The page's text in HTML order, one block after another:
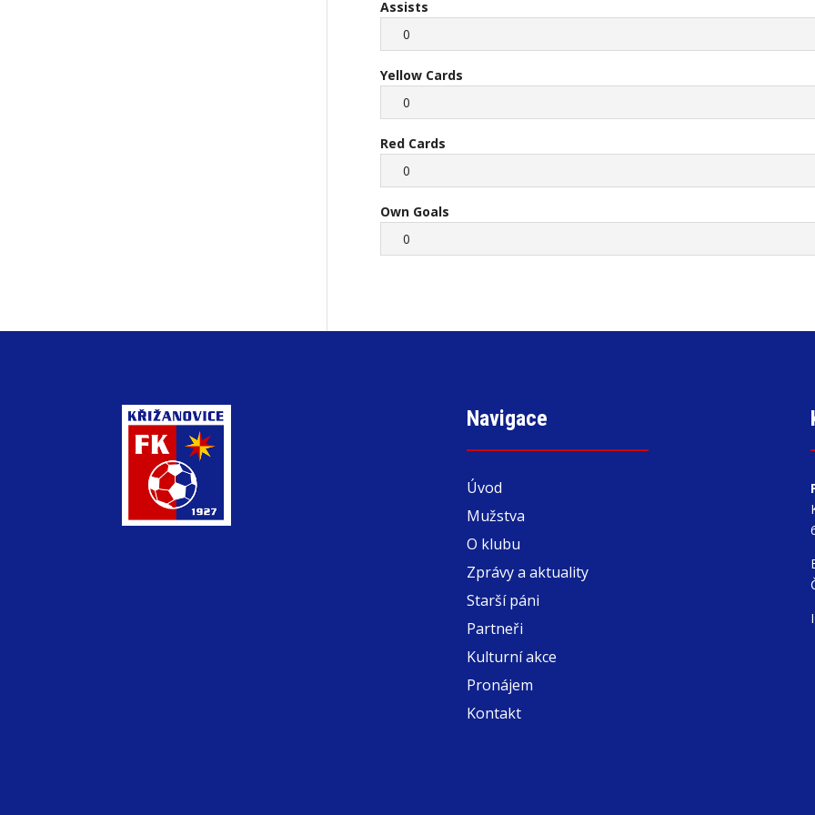
Assists
0
Yellow Cards
0
Red Cards
0
Own Goals
0
Navigace
Úvod
Mužstva
O klubu
Zprávy a aktuality
Starší páni
Partneři
Kulturní akce
Pronájem
Kontakt